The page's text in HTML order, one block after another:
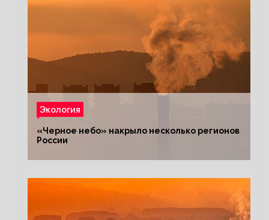
Экология
«Черное небо» накрыло несколько регионов
России